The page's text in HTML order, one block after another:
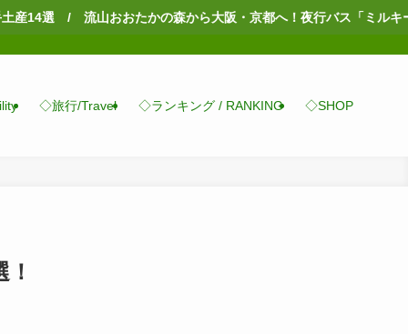
の森から大阪・京都へ！夜行バス「ミルキーウェイエクスプレス
◇旅行/Travel ◇ランキング / RANKING ◇SHOP